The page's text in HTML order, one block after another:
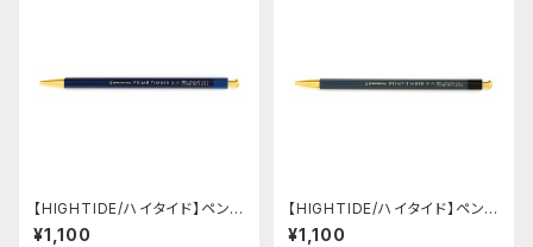
【HIGHTIDE/ハイタイド】ペンコ
プライムティンバー・ブラス (ネ
¥1,100
【HIGHTIDE/ハイタイド】ペンコ
プライムティンバー・ブラス (ブラ
¥1,100